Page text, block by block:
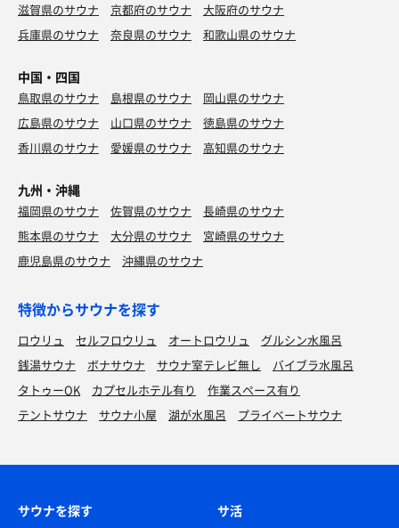
焼鳥（アスパラベーコン・トマトベーコン・鳥塩）
ンに冷えたメガハイボールで流し込む🍺☺️
見た目がインパクト大❗️暑い日は冷たいもりそばが美味
しい😋スルスルお腹に入ってあっという間に完食❗️😋
滋賀県のサウナ 京都府のサウナ
大阪府のサウナ
兵庫県のサウナ
奈良県のサウナ 和歌山県のサウナ
中国・四国
鳥取県のサウナ 島根県のサウナ
岡山県のサウナ
広島県のサウナ
山口県のサウナ
徳島県のサウナ
香川県のサウナ
愛媛県のサウナ 高知県のサウナ
九州・沖縄
福岡県のサウナ 佐賀県のサウナ
長崎県のサウナ
熊本県のサウナ
大分県のサウナ
宮崎県のサウナ
鹿児島県のサウナ
沖縄県のサウナ
特徴からサウナを探す
ロウリュ セルフロウリュ オートロウリュ
グルシン水風呂
銭湯サウナ
ボナサウナ サウナ室テレビ無し
バイブラ水風呂
タトゥーOK
カプセルホテル有り
作業スペース有り
テントサウナ
サウナ小屋 湖が水風呂 プライベートサウナ
サウナを探す サ活